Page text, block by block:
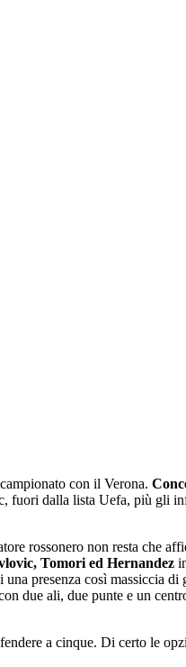
con il Verona.
fuori dalla lista Uefa, più gli
rossonero non resta che
Tomori ed Hernandez
una presenza così massiccia
due ali, due punte e un
a cinque. Di certo le